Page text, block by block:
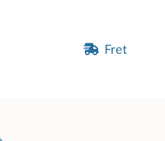
Fret